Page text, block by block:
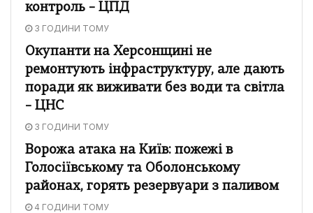
контроль – ЦПД
3 ГОДИНИ ТОМУ
Окупанти на Херсонщині не
ремонтують інфраструктуру, але дають
поради як виживати без води та світла
– ЦНС
3 ГОДИНИ ТОМУ
Ворожа атака на Київ: пожежі в
Голосіївському та Оболонському
районах, горять резервуари з паливом
4 ГОДИНИ ТОМУ